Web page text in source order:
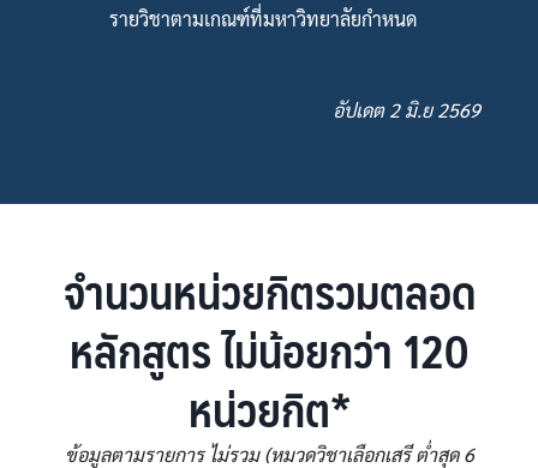
รายวิชาตามเกณฑ์ที่มหาวิทยาลัยกำหนด
อัปเดต 2 มิ.ย 2569
จำนวนหน่วยกิตรวมตลอด
หลักสูตร ไม่น้อยกว่า 120
หน่วยกิต*
ข้อมูลตามรายการ ไม่รวม (หมวดวิชาเลือกเสรี ต่ำสุด 6